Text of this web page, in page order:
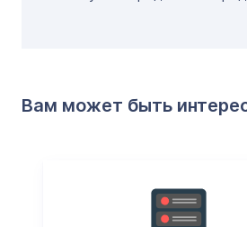
Вам может быть